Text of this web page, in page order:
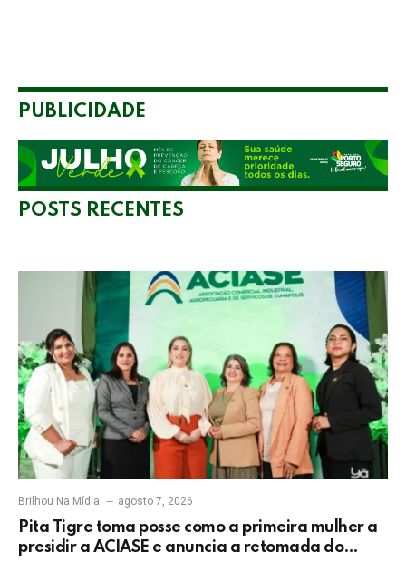
PUBLICIDADE
POSTS RECENTES
Brilhou Na Mídia agosto 7, 2026
Pita Tigre toma posse como a primeira mulher a
presidir a ACIASE e anuncia a retomada do